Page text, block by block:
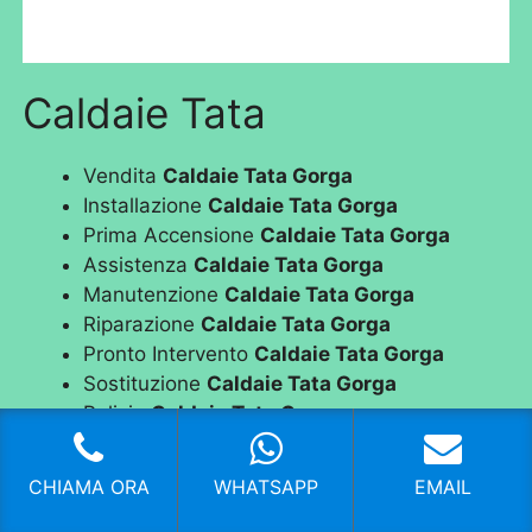
Caldaie Tata
Vendita Caldaie Tata Gorga
Installazione Caldaie Tata Gorga
Prima Accensione Caldaie Tata Gorga
Assistenza Caldaie Tata Gorga
Manutenzione Caldaie Tata Gorga
Riparazione Caldaie Tata Gorga
Pronto Intervento Caldaie Tata Gorga
Sostituzione Caldaie Tata Gorga
PuliziaCaldaie Tata Gorga
Controllo Fumi
Caldaie Tata Gorga
Caldaie Tata Gorga
CHIAMA ORA WHATSAPP EMAIL